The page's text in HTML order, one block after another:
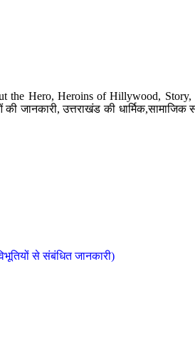
the Hero, Heroins of Hillywood, Story,
जानकारी, उत्तराखंड की
से संबंधित जानकारी)